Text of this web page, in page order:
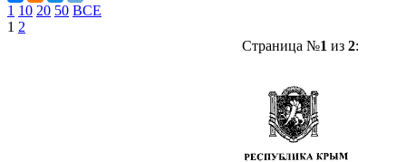
1 10 20 50 ВСЕ
1 2
Страница №1 из 2: